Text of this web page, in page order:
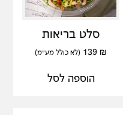
סלט בריאות
139 ₪ (לא כולל מע"מ)
הוספה לסל